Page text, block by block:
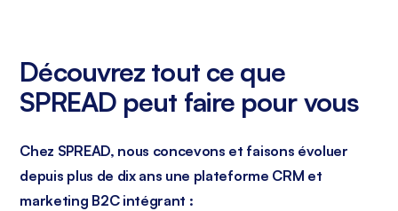
Découvrez tout ce que
SPREAD peut faire pour vous
Chez SPREAD, nous concevons et faisons évoluer
depuis plus de dix ans une plateforme CRM et
marketing B2C intégrant :